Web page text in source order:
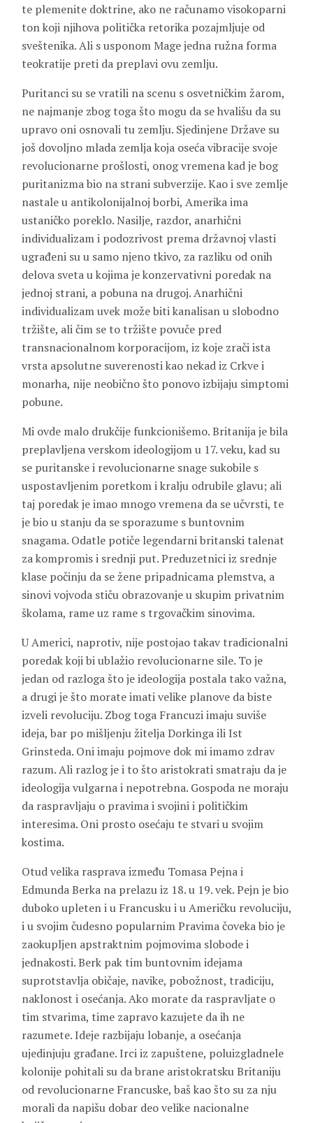
te plemenite doktrine, ako ne računamo visokoparni
ton koji njihova politička retorika pozajmljuje od
sveštenika. Ali s usponom Mage jedna ružna forma
teokratije preti da preplavi ovu zemlju.
Puritanci su se vratili na scenu s osvetničkim žarom,
ne najmanje zbog toga što mogu da se hvališu da su
upravo oni osnovali tu zemlju. Sjedinjene Države su
još dovoljno mlada zemlja koja oseća vibracije svoje
revolucionarne prošlosti, onog vremena kad je bog
puritanizma bio na strani subverzije. Kao i sve zemlje
nastale u antikolonijalnoj borbi, Amerika ima
ustaničko poreklo. Nasilje, razdor, anarhični
individualizam i podozrivost prema državnoj vlasti
ugrađeni su u samo njeno tkivo, za razliku od onih
delova sveta u kojima je konzervativni poredak na
jednoj strani, a pobuna na drugoj. Anarhični
individualizam uvek može biti kanalisan u slobodno
tržište, ali čim se to tržište povuče pred
transnacionalnom korporacijom, iz koje zrači ista
vrsta apsolutne suverenosti kao nekad iz Crkve i
monarha, nije neobično što ponovo izbijaju simptomi
pobune.
Mi ovde malo drukčije funkcionišemo. Britanija je bila
preplavljena verskom ideologijom u 17. veku, kad su
se puritanske i revolucionarne snage sukobile s
uspostavljenim poretkom i kralju odrubile glavu; ali
taj poredak je imao mnogo vremena da se učvrsti, te
je bio u stanju da se sporazume s buntovnim
snagama. Odatle potiče legendarni britanski talenat
za kompromis i srednji put. Preduzetnici iz srednje
klase počinju da se žene pripadnicama plemstva, a
sinovi vojvoda stiču obrazovanje u skupim privatnim
školama, rame uz rame s trgovačkim sinovima.
U Americi, naprotiv, nije postojao takav tradicionalni
poredak koji bi ublažio revolucionarne sile. To je
jedan od razloga što je ideologija postala tako važna,
a drugi je što morate imati velike planove da biste
izveli revoluciju. Zbog toga Francuzi imaju suviše
ideja, bar po mišljenju žitelja Dorkinga ili Ist
Grinsteda. Oni imaju pojmove dok mi imamo zdrav
razum. Ali razlog je i to što aristokrati smatraju da je
ideologija vulgarna i nepotrebna. Gospoda ne moraju
da raspravljaju o pravima i svojini i političkim
interesima. Oni prosto osećaju te stvari u svojim
kostima.
Otud velika rasprava između Tomasa Pejna i
Edmunda Berka na prelazu iz 18. u 19. vek. Pejn je bio
duboko upleten i u Francusku i u Američku revoluciju,
i u svojim čudesno popularnim Pravima čoveka bio je
zaokupljen apstraktnim pojmovima slobode i
jednakosti. Berk pak tim buntovnim idejama
suprotstavlja običaje, navike, pobožnost, tradiciju,
naklonost i osećanja. Ako morate da raspravljate o
tim stvarima, time zapravo kazujete da ih ne
razumete. Ideje razbijaju lobanje, a osećanja
ujedinjuju građane. Irci iz zapuštene, poluizgladnele
kolonije pohitali su da brane aristokratsku Britaniju
od revolucionarne Francuske, baš kao što su za nju
morali da napišu dobar deo velike nacionalne